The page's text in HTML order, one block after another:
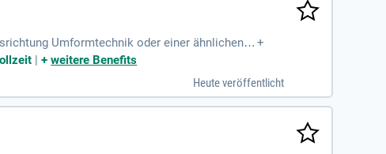
Umformtechnik oder einer ähnlichen F
(bevorzugt
+
|+weitere Benefits
Heute veröffentlicht